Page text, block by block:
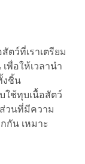
ตว์ที่เราเตรียม
พื่อให้เวลานำ
งชิ้น
ใช้ทุบเนื้อสัตว์
ส่วนที่มีความ
กัน เหมาะ